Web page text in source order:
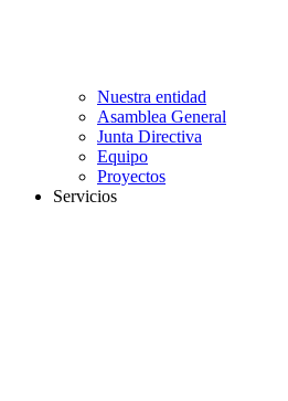
Nuestra entidad
Asamblea General
Junta Directiva
Equipo
Proyectos
Servicios